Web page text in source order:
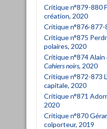
Critique n°879-880
création, 2020
Critique n°876-
Critique n°875
polaires, 2020
Critique n°874
Cahiers noirs, 2020
Critique n°872-873
capitale, 2020
Critique n°871
2020
Critique n°870
colporteur, 2019